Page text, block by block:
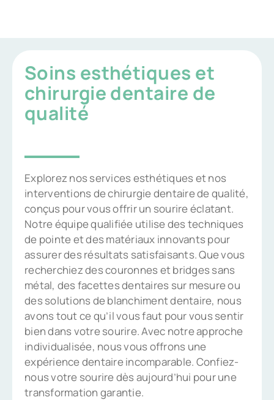
Soins esthétiques et
chirurgie dentaire de
qualité
Explorez nos services esthétiques et nos
interventions de chirurgie dentaire de qualité,
conçus pour vous offrir un sourire éclatant.
Notre équipe qualifiée utilise des techniques
de pointe et des matériaux innovants pour
assurer des résultats satisfaisants. Que vous
recherchiez des couronnes et bridges sans
métal, des facettes dentaires sur mesure ou
des solutions de blanchiment dentaire, nous
avons tout ce qu’il vous faut pour vous sentir
bien dans votre sourire. Avec notre approche
individualisée, nous vous offrons une
expérience dentaire incomparable. Confiez-
nous votre sourire dès aujourd’hui pour une
transformation garantie.